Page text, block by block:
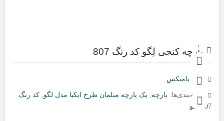
پارچه کنجی لِگو کد رنگ 807
برند: پامیکس
دسته‌بندی‌ها: پارچه, پک پارچه مبلمان طرح ایکیا مدل لگو, کد رنگ
807 لگو